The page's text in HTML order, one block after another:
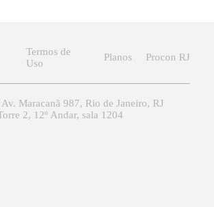
Termos de
Uso
Planos Procon RJ
Maracanã 987, Rio de Janeiro, RJ
2, 12º Andar, sala 1204